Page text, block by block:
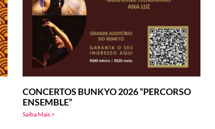
CONCERTOS BUNKYO 2026 “PERCORSO
ENSEMBLE”
Saiba Mais >